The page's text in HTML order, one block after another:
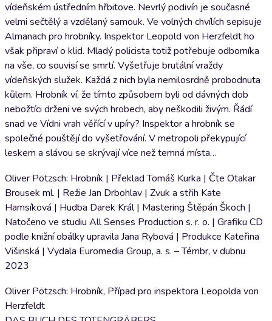
vídeňském ústředním hřbitove. Nevrlý podivín je současné
velmi sečtělý a vzdělaný samouk. Ve volných chvílích sepisuje
Almanach pro hrobníky. Inspektor Leopold von Herzfeldt ho
však připraví o klid. Mladý policista totiž potřebuje odborníka
na vše, co souvisí se smrtí. Vyšetřuje brutální vraždy
vídeňských služek. Každá z nich byla nemilosrdně probodnuta
kůlem. Hrobník ví, že tímto způsobem byli od dávných dob
nebožtíci drženi ve svých hrobech, aby neškodili živým. Řádí
snad ve Vídni vrah věřící v upíry? Inspektor a hrobník se
společné pouštějí do vyšetřování. V metropoli překypující
leskem a slávou se skrývají více než temná místa…
Oliver Pötzsch: Hrobník | Překlad Tomáš Kurka | Čte Otakar
Brousek ml. | Režie Jan Drbohlav | Zvuk a střih Kate
Hamsíková | Hudba Darek Král | Mastering Štěpán Škoch |
Natočeno ve studiu All Senses Production s. r. o. | Grafiku CD
podle knižní obálky upravila Jana Rybová | Produkce Kateřina
Višinská | Vydala Euromedia Group, a. s. – Témbr, v dubnu
2023
Oliver Pötzsch: Hrobník, Případ pro inspektora Leopolda von
Herzfeldt